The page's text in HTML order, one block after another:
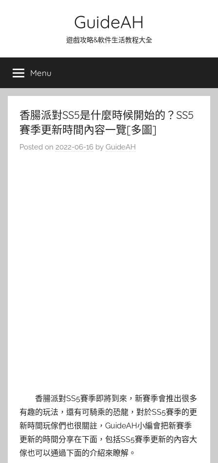
GuideAH
遊戲攻略&軟件生活教程大全
Menu
香腸派對SS5是什麼時候開始的？SS5
賽季更新時間內容一覽[多圖]
Posted on 2022-06-16 by GuideAH
香腸派對SS5賽季即將到來，新賽季會推出很多
有趣的玩法，還有可騎乘的恐龍，對於SS5賽季的更
新時間玩傢們也很關註，GuideAH小編會把新賽季
更新的時間分享在下面，包括SS5賽季更新的內容大
傢也可以通過下面的介紹來瞭解。